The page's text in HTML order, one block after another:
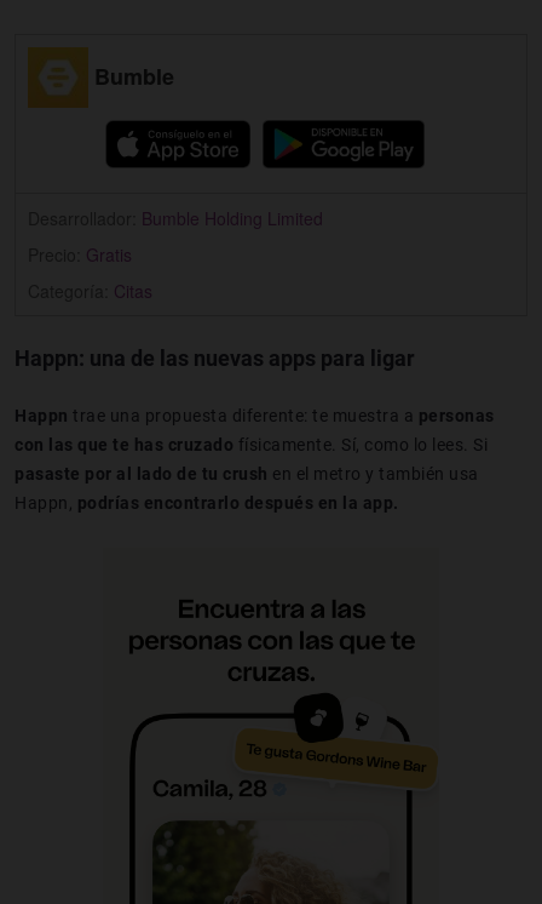
Bumble
Bumble Holding Limited
Gratis
Citas
Happn: una de las nuevas apps para ligar
Happn trae una propuesta diferente: te muestra a personas
con las que te has cruzado físicamente. Sí, como lo lees. Si
pasaste por al lado de tu crush en el metro y también usa
Happn, podrías encontrarlo después en la app.